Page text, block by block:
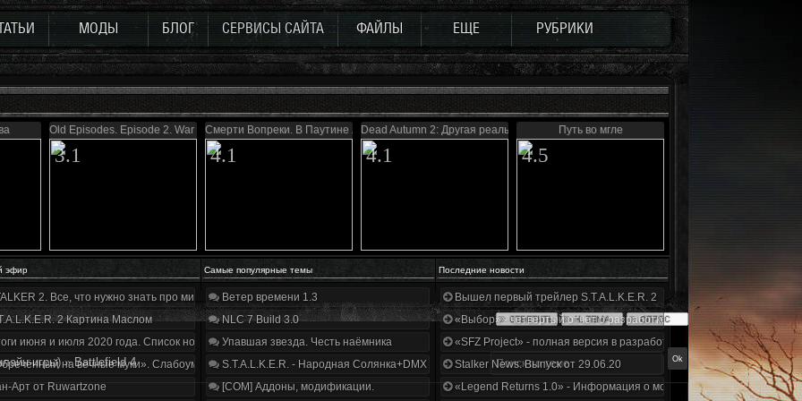
МОДЫ БЛОГ СЕРВИСЫ САЙТА ФАЙЛЫ ЕЩЕ РУБРИКИ
Old Episodes. Episode 2. War of Zone.
3.1
Смерти Вопреки. В Паутине лжи
4.1
Dead Autumn 2: Другая реальность
4.1
Путь во мгле
4.5
эфир Самые популярные темы Последние новости
2. Все, что нужно знать про мир, геймплей и сюжет | Разбор трейлера
2 Картина Маслом
июня и июля 2020 года. Список нововведений
на вечные муки». Слабоумие и отвага
Арт от Ruwartzone
Ветер времени 1.3
NLC 7 Build 3.0
Упавшая звезда. Честь наёмника
S.T.A.L.K.E.R. - Народная Солянка+DMX 1.3.5.ООП.МА.К.
[COM] Аддоны, модификации.
Вышел первый трейлер S.T.A.L.K.E.R. 2
«Выбор» - четвертый отчет о разработке!
«SFZ Project» - полная версия в разработке!
Stalker News. Выпуск от 29.06.20
«Legend Returns 1.0» - Информация о моде за июнь 2020
игры) » Battlefield 4